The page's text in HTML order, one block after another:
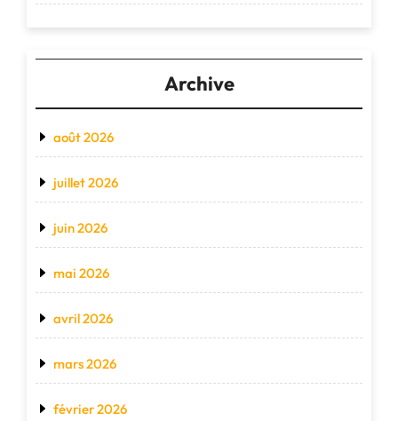
Archive
août 2026
juillet 2026
juin 2026
mai 2026
avril 2026
mars 2026
février 2026